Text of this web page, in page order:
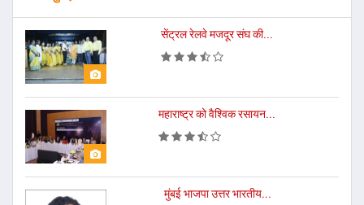
सेंट्रल रेलवे मजदूर संघ की...
महाराष्ट्र को वैश्विक रसायन...
मुंबई भाजपा उत्तर भारतीय...